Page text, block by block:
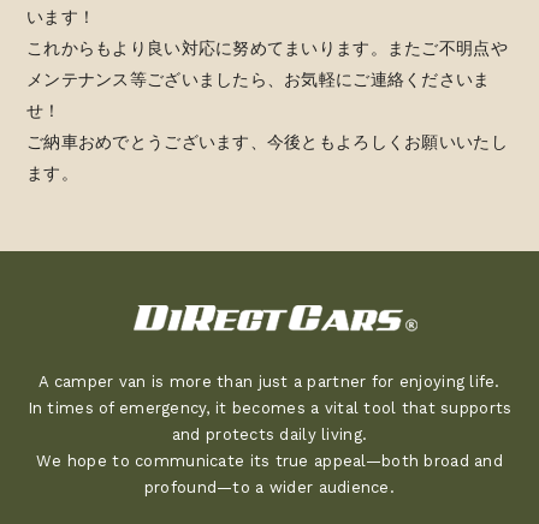
います！
これからもより良い対応に努めてまいります。またご不明点や
メンテナンス等ございましたら、お気軽にご連絡くださいま
せ！
ご納車おめでとうございます、今後ともよろしくお願いいたし
ます。
A camper van is more than just a partner for enjoying life.
In times of emergency, it becomes a vital tool that supports
and protects daily living.
We hope to communicate its true appeal—both broad and
profound—to a wider audience.